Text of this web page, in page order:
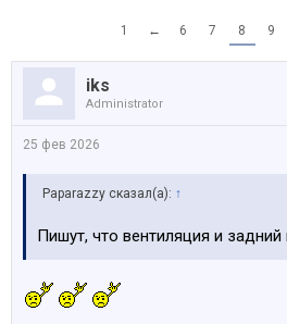
1 ← 6 7 8 9
iks
Administrator
25 фев 2026
Paparazzy сказал(а): ↑
Пишут, что вентиляция и задний